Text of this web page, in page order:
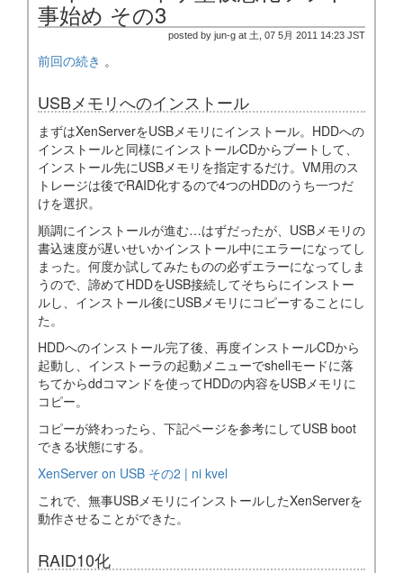
事始め その3
posted by jun-g at 土, 07 5月 2011 14:23 JST
前回の続き 。
USBメモリへのインストール
まずはXenServerをUSBメモリにインストール。HDDへの
インストールと同様にインストールCDからブートして、
インストール先にUSBメモリを指定するだけ。VM用のス
トレージは後でRAID化するので4つのHDDのうち一つだ
けを選択。
順調にインストールが進む…はずだったが、USBメモリの
書込速度が遅いせいかインストール中にエラーになってし
まった。何度か試してみたものの必ずエラーになってしま
うので、諦めてHDDをUSB接続してそちらにインストー
ルし、インストール後にUSBメモリにコピーすることにし
た。
HDDへのインストール完了後、再度インストールCDから
起動し、インストーラの起動メニューでshellモードに落
ちてからddコマンドを使ってHDDの内容をUSBメモリに
コピー。
コピーが終わったら、下記ページを参考にしてUSB boot
できる状態にする。
XenServer on USB その2 | ni kvel
これで、無事USBメモリにインストールしたXenServerを
動作させることができた。
RAID10化